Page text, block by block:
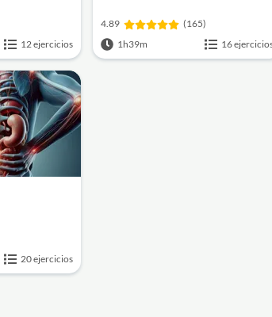
12 ejercicios
4.89
(165)
1h39m
16
20 ejercicios